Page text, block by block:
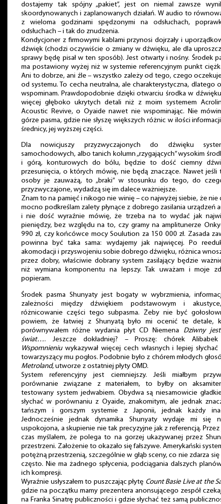
dostajemy tak spójny „pakiet”, jest on niemal zawsze
skoordynowanych i zaplanowanych działań. W audio to
z wieloma godzinami spędzonymi na odsłuchach,
odsłuchach – i tak do znudzenia.
Kondycjoner z firmowymi kablami przynosi dojrzały i
dźwięk (chodzi oczywiście o zmiany w dźwięku, ale dla
sprawy będę pisał w ten sposób). Jest otwarty i nośny. Środek
ma postawiony wyżej niż w systemie referencyjnym punkt
Ani to dobrze, ani źle – wszystko zależy od tego, czego
od systemu. To cecha neutralna, ale charakterystyczna, dlatego
wspominam. Prawdopodobnie dzięki otwarciu środka w
więcej głęboko ukrytych detali niż z moim systemem
Acoustic Revive, o Oyaide nawet nie wspominając. Nie
górze pasma, gdzie nie słyszę większych różnic w ilości
średnicy, jej wyższej części.
Dla nowicjuszy przyzwyczajonych do dźwięku
samochodowych, albo tanich kolumn „rzygających” wysokim
i górą, konturowych do bólu, będzie to dość ciemny
przesunięcia, o których mówię, nie będą znaczące. Nawet jeśli
osoby je zauważą, to „braki” w stosunku do tego, do
przyzwyczajone, wydadzą się im dalece ważniejsze.
Znam to na pamięć i nikogo nie winię – co najwyżej siebie, że nie
mocno podkreślam zalety płynące z dobrego zasilania urządzeń
i nie dość wyraźnie mówię, że trzeba na to wydać jak
pieniędzy, bez względu na to, czy gramy na amplitunerze
990 zł, czy końcówce mocy Soulution za 150 000 zł. Zasada
powinna być taka sama: wydajemy jak najwięcej. Po
akomodacji i przyswojeniu sobie dobrego dźwięku, różnica
przez dobry, właściwie dobrany system zasilający będzie
niż wymiana komponentu na lepszy. Tak uważam i moje
popieram.
Środek pasma Shunyaty jest bogaty w wybrzmienia,
zależności między dźwiękiem podstawowym i
różnicowanie części tego subpasma. Żeby nie być
powiem, że łatwiej z Shunyatą było mi ocenić te detale,
porównywałem różne wydania płyt CD Niemena Dziwny
świat…. Jeszcze dokładniej? – Proszę: chórek
Wspomnieniuwykazywał więcej cech własnych i lepiej słychać
towarzyszący mu pogłos. Podobnie było z chórem młodych
Metroland, utworze z ostatniej płyty OMD.
System referencyjny jest ciemniejszy. Jeśli miałbym
porównanie związane z materiałem, to byłby on
testowany system jedwabiem. Obydwa są niesamowicie
słychać w porównaniu z Oyaide, znakomitym, ale jednak
tańszym i gorszym systemie z Japonii, jednak każdy
Jednocześnie jednak dynamika Shunyaty wydaje mi się
uspokojona, a skupienie nie tak precyzyjne jak z referencją. Przez
czas myślałem, że polega to na gorzej ukazywanej przez
przestrzeni. Założenie to okazało się fałszywe. Amerykański
potężną przestrzenią, szczególnie w głąb sceny, co nie zdarza
często. Nie ma żadnego spłycenia, podciągania dalszych
ich kompresji.
Wyraźnie usłyszałem to puszczając płytę Count Basie Live at the
gdzie na początku mamy prezentera anonsującego zespół
na Franka Sinatrę publiczności i gdzie słychać też samą